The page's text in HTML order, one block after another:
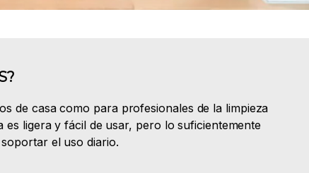
de casa como para profesionales de la limpieza
es ligera y fácil de usar, pero lo suficientemente
el uso diario.